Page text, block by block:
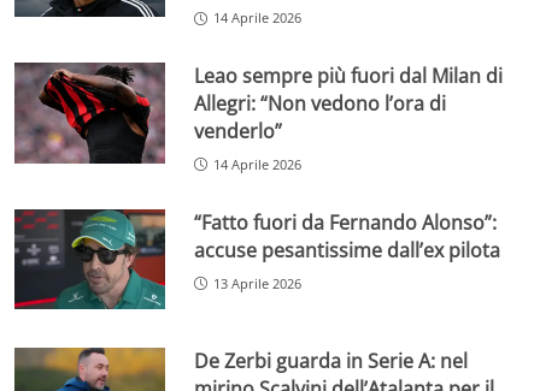
14 Aprile 2026
Leao sempre più fuori dal Milan di
Allegri: “Non vedono l’ora di
venderlo”
14 Aprile 2026
“Fatto fuori da Fernando Alonso”:
accuse pesantissime dall’ex pilota
13 Aprile 2026
De Zerbi guarda in Serie A: nel